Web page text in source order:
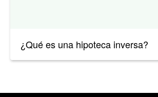
¿Qué es una hipoteca inversa?